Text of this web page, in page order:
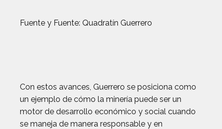
Fuente y Fuente: Quadratín Guerrero
Con estos avances, Guerrero se posiciona como
un ejemplo de cómo la minería puede ser un
motor de desarrollo económico y social cuando
se maneja de manera responsable y en